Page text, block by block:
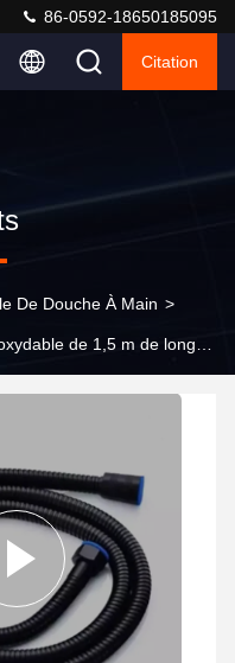
86-0592-18650185095
Citation
De Douche À Main >
de 1,5 m de long